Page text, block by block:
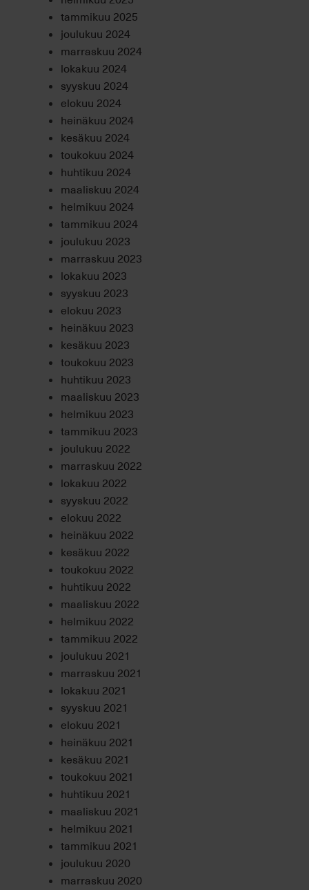
tammikuu 2025
joulukuu 2024
marraskuu 2024
lokakuu 2024
syyskuu 2024
elokuu 2024
heinäkuu 2024
kesäkuu 2024
toukokuu 2024
huhtikuu 2024
maaliskuu 2024
helmikuu 2024
tammikuu 2024
joulukuu 2023
marraskuu 2023
lokakuu 2023
syyskuu 2023
elokuu 2023
heinäkuu 2023
kesäkuu 2023
toukokuu 2023
huhtikuu 2023
maaliskuu 2023
helmikuu 2023
tammikuu 2023
joulukuu 2022
marraskuu 2022
lokakuu 2022
syyskuu 2022
elokuu 2022
heinäkuu 2022
kesäkuu 2022
toukokuu 2022
huhtikuu 2022
maaliskuu 2022
helmikuu 2022
tammikuu 2022
joulukuu 2021
marraskuu 2021
lokakuu 2021
syyskuu 2021
elokuu 2021
heinäkuu 2021
kesäkuu 2021
toukokuu 2021
huhtikuu 2021
maaliskuu 2021
helmikuu 2021
tammikuu 2021
joulukuu 2020
marraskuu 2020